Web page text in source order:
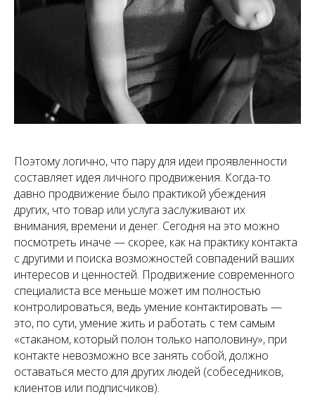
Поэтому логично, что пару для идеи проявленности
составляет идея личного продвижения. Когда-то
давно продвижение было практикой убеждения
других, что товар или услуга заслуживают их
внимания, времени и денег. Сегодня на это можно
посмотреть иначе — скорее, как на практику контакта
с другими и поиска возможностей совпадений ваших
интересов и ценностей. Продвижение современного
специалиста все меньше может им полностью
контролироваться, ведь умение контактировать —
это, по сути, умение жить и работать с тем самым
«стаканом, который полон только наполовину», при
контакте невозможно все занять собой, должно
оставаться место для других людей (собеседников,
клиентов или подписчиков).